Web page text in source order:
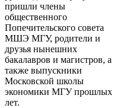
пришли члены
общественного
Попечительского совета
МШЭ МГУ, родители и
друзья нынешних
бакалавров и магистров, а
также выпускники
Московской школы
экономики МГУ прошлых
лет.